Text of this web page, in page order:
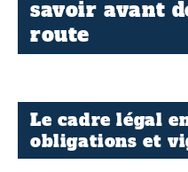
savoir avant
route
Le cadre légal
obligations et